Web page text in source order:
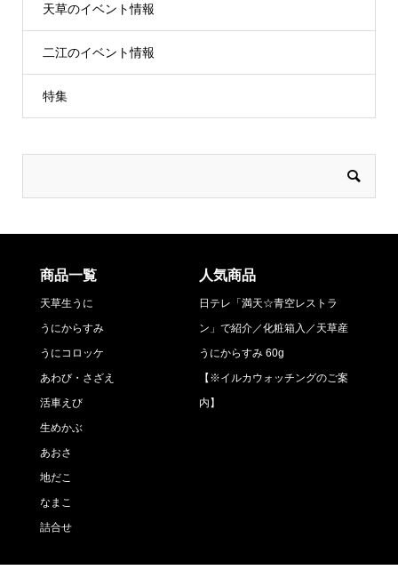
天草のイベント情報
二江のイベント情報
特集
商品一覧
天草生うに
うにからすみ
うにコロッケ
あわび・さざえ
活車えび
生めかぶ
あおさ
地だこ
なまこ
詰合せ
人気商品
日テレ「満天☆青空レストラ
ン」で紹介／化粧箱入／天草産
うにからすみ 60g
【※イルカウォッチングのご案
内】